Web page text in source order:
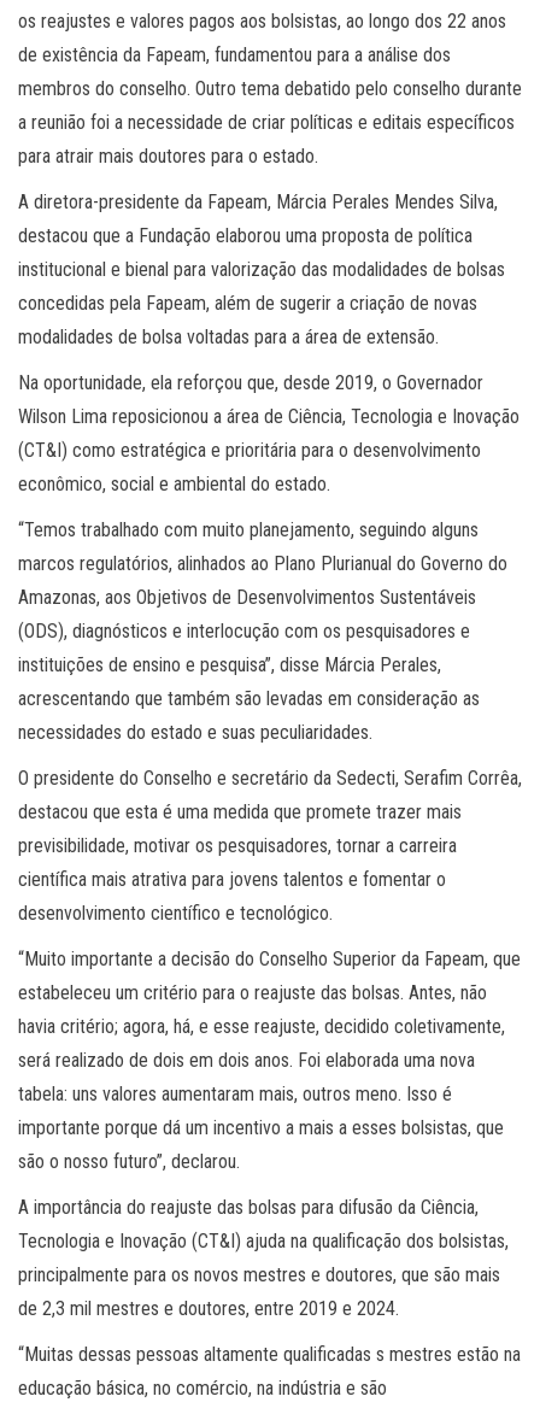
os reajustes e valores pagos aos bolsistas, ao longo dos 22 anos
de existência da Fapeam, fundamentou para a análise dos
membros do conselho. Outro tema debatido pelo conselho durante
a reunião foi a necessidade de criar políticas e editais específicos
para atrair mais doutores para o estado.
A diretora-presidente da Fapeam, Márcia Perales Mendes Silva,
destacou que a Fundação elaborou uma proposta de política
institucional e bienal para valorização das modalidades de bolsas
concedidas pela Fapeam, além de sugerir a criação de novas
modalidades de bolsa voltadas para a área de extensão.
Na oportunidade, ela reforçou que, desde 2019, o Governador
Wilson Lima reposicionou a área de Ciência, Tecnologia e Inovação
(CT&I) como estratégica e prioritária para o desenvolvimento
econômico, social e ambiental do estado.
“Temos trabalhado com muito planejamento, seguindo alguns
marcos regulatórios, alinhados ao Plano Plurianual do Governo do
Amazonas, aos Objetivos de Desenvolvimentos Sustentáveis
(ODS), diagnósticos e interlocução com os pesquisadores e
instituições de ensino e pesquisa”, disse Márcia Perales,
acrescentando que também são levadas em consideração as
necessidades do estado e suas peculiaridades.
O presidente do Conselho e secretário da Sedecti, Serafim Corrêa,
destacou que esta é uma medida que promete trazer mais
previsibilidade, motivar os pesquisadores, tornar a carreira
científica mais atrativa para jovens talentos e fomentar o
desenvolvimento científico e tecnológico.
“Muito importante a decisão do Conselho Superior da Fapeam, que
estabeleceu um critério para o reajuste das bolsas. Antes, não
havia critério; agora, há, e esse reajuste, decidido coletivamente,
será realizado de dois em dois anos. Foi elaborada uma nova
tabela: uns valores aumentaram mais, outros meno. Isso é
importante porque dá um incentivo a mais a esses bolsistas, que
são o nosso futuro”, declarou.
A importância do reajuste das bolsas para difusão da Ciência,
Tecnologia e Inovação (CT&I) ajuda na qualificação dos bolsistas,
principalmente para os novos mestres e doutores, que são mais
de 2,3 mil mestres e doutores, entre 2019 e 2024.
“Muitas dessas pessoas altamente qualificadas s mestres estão na
educação básica, no comércio, na indústria e são